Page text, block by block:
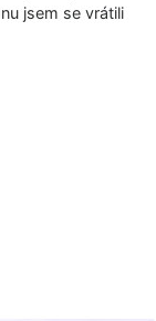
jsem se vrátili